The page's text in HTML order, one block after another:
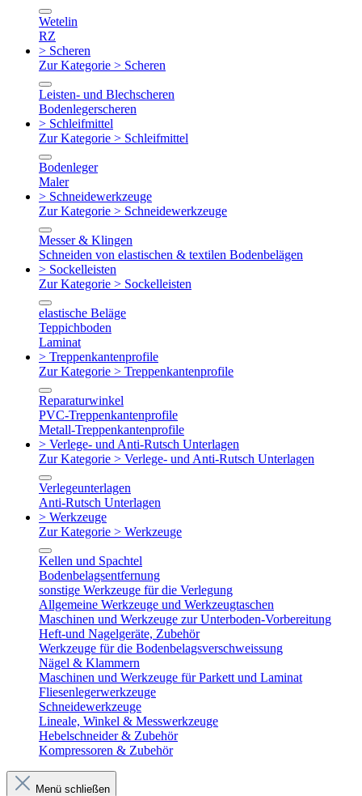
Wetelin
RZ
> Scheren
Zur Kategorie > Scheren
Leisten- und Blechscheren
Bodenlegerscheren
> Schleifmittel
Zur Kategorie > Schleifmittel
Bodenleger
Maler
> Schneidewerkzeuge
Zur Kategorie > Schneidewerkzeuge
Messer & Klingen
Schneiden von elastischen & textilen Bodenbelägen
> Sockelleisten
Zur Kategorie > Sockelleisten
elastische Beläge
Teppichboden
Laminat
> Treppenkantenprofile
Zur Kategorie > Treppenkantenprofile
Reparaturwinkel
PVC-Treppenkantenprofile
Metall-Treppenkantenprofile
> Verlege- und Anti-Rutsch Unterlagen
Zur Kategorie > Verlege- und Anti-Rutsch Unterlagen
Verlegeunterlagen
Anti-Rutsch Unterlagen
> Werkzeuge
Zur Kategorie > Werkzeuge
Kellen und Spachtel
Bodenbelagsentfernung
sonstige Werkzeuge für die Verlegung
Allgemeine Werkzeuge und Werkzeugtaschen
Maschinen und Werkzeuge zur Unterboden-Vorbereitung
Heft-und Nagelgeräte, Zubehör
Werkzeuge für die Bodenbelagsverschweissung
Nägel & Klammern
Maschinen und Werkzeuge für Parkett und Laminat
Fliesenlegerwerkzeuge
Schneidewerkzeuge
Lineale, Winkel & Messwerkzeuge
Hebelschneider & Zubehör
Kompressoren & Zubehör
Menü schließen